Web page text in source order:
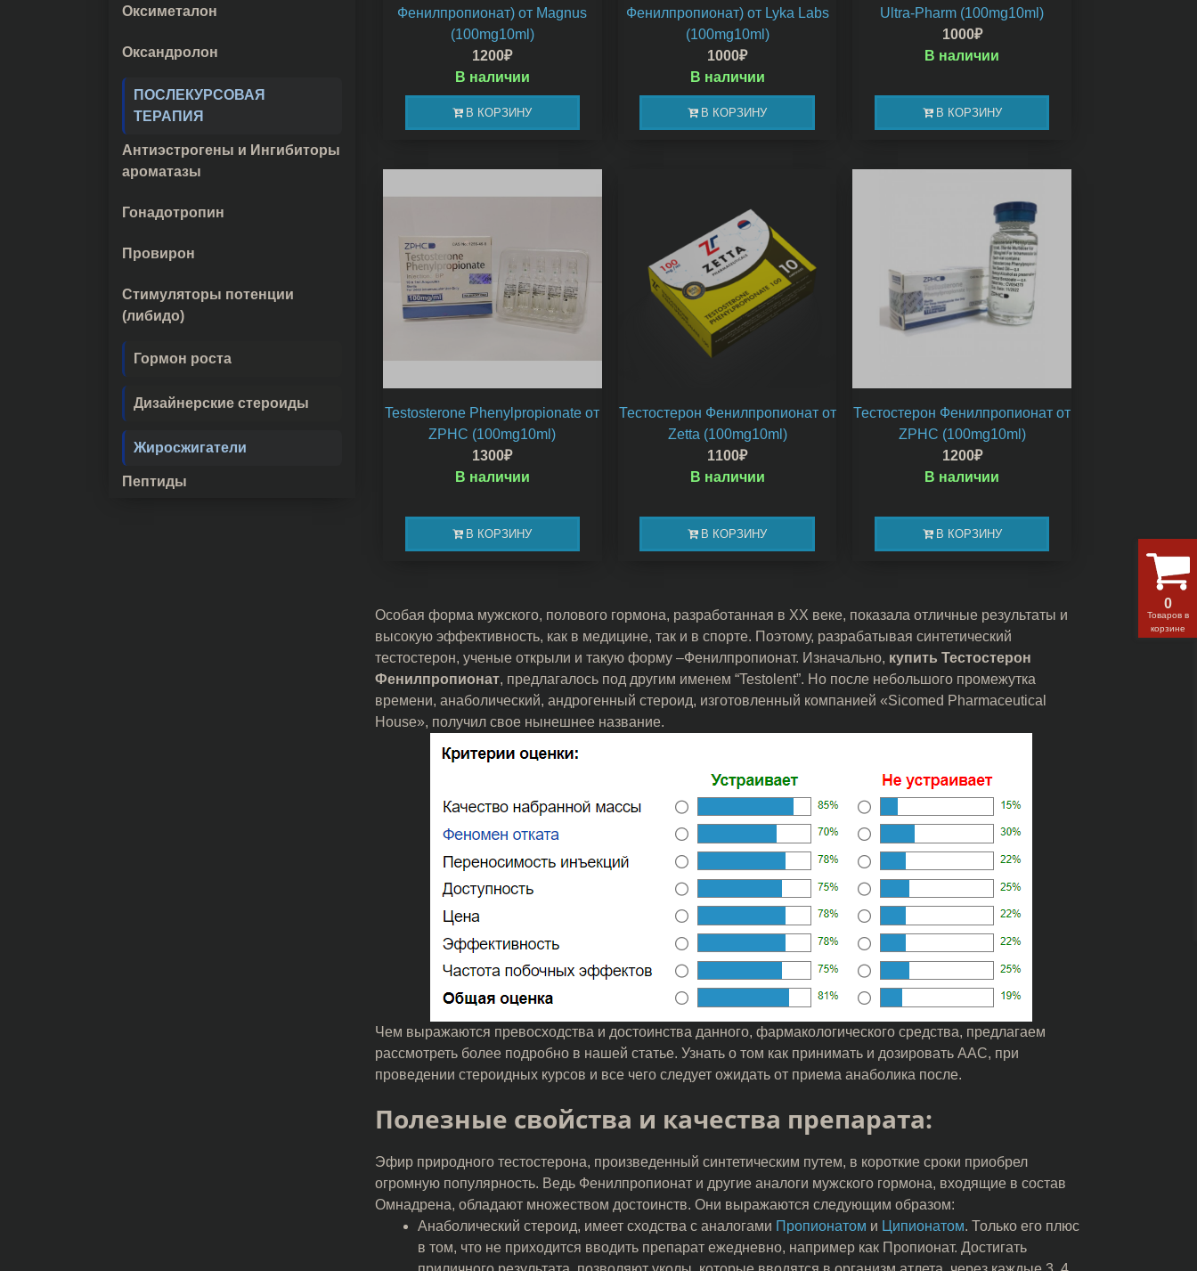
Оксиметалон
Оксандролон
ПОСЛЕКУРСОВАЯ
ТЕРАПИЯ
Антиэстрогены и Ингибиторы
ароматазы
Гонадотропин
Провирон
Стимуляторы потенции
(либидо)
Гормон роста
Дизайнерские стероиды
Жиросжигатели
Пептиды
Фенилпропионат) от Magnus
(100mg10ml)
1200₽
В КОРЗИНУ
В наличии
Фенилпропионат) от Lyka Labs
(100mg10ml)
1000₽
В КОРЗИНУ
В наличии
Ultra-Pharm (100mg10ml)
1000₽
В КОРЗИНУ
В наличии
Testosterone Phenylpropionate от
ZPHC (100mg10ml)
1300₽
В КОРЗИНУ
В наличии
Тестостерон Фенилпропионат от
Zetta (100mg10ml)
1100₽
В КОРЗИНУ
В наличии
Тестостерон Фенилпропионат от
ZPHC (100mg10ml)
1200₽
В КОРЗИНУ
В наличии
Особая форма мужского, полового гормона, разработанная в ХХ веке, показала отличные результаты и
высокую эффективность, как в медицине, так и в спорте. Поэтому, разрабатывая синтетический
тестостерон, ученые открыли и такую форму –Фенилпропионат. Изначально, купить Тестостерон
Фенилпропионат, предлагалось под другим именем “Testolent”. Но после небольшого промежутка
времени, анаболический, андрогенный стероид, изготовленный компанией «Sicomed Pharmaceutical
House», получил свое нынешнее название.
Чем выражаются превосходства и достоинства данного, фармакологического средства, предлагаем
рассмотреть более подробно в нашей статье. Узнать о том как принимать и дозировать ААС, при
проведении стероидных курсов и все чего следует ожидать от приема анаболика после.
Полезные свойства и качества препарата:
Эфир природного тестостерона, произведенный синтетическим путем, в короткие сроки приобрел
огромную популярность. Ведь Фенилпропионат и другие аналоги мужского гормона, входящие в состав
Омнадрена, обладают множеством достоинств. Они выражаются следующим образом:
Анаболический стероид, имеет сходства с аналогами Пропионатом и Ципионатом. Только его плюс
в том, что не приходится вводить препарат ежедневно, например как Пропионат. Достигать
0
Товаров в
корзине